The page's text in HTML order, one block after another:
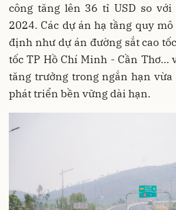
công tăng lên 36 tỉ USD so
2024. Các dự án hạ tầng quy
định như dự án đường sắt cao
tốc TP Hồ Chí Minh - Cần Thơ…
tăng trưởng trong ngắn hạn vừa
phát triển bền vững dài hạn.